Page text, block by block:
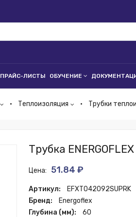
ПРАЙС-ЛИСТЫ ОБУЧЕНИЕ
Теплоизоляция Трубки
Трубка
Цена: 51.84 ₽
Артикул:
EFXT042092SUPRK
Бренд:
Energoflex
Глубина (мм):
60